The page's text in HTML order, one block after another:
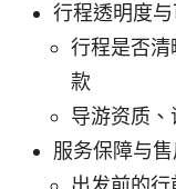
行程透明度
行程是否
款
导游资质
服务保障与